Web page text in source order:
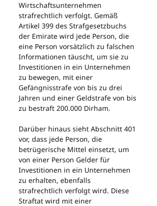
Wirtschaftsunternehmen
strafrechtlich verfolgt. Gemäß
Artikel 399 des Strafgesetzbuchs
der Emirate wird jede Person, die
eine Person vorsätzlich zu falschen
Informationen täuscht, um sie zu
Investitionen in ein Unternehmen
zu bewegen, mit einer
Gefängnisstrafe von bis zu drei
Jahren und einer Geldstrafe von bis
zu bestraft 200.000 Dirham.
Darüber hinaus sieht Abschnitt 401
vor, dass jede Person, die
betrügerische Mittel einsetzt, um
von einer Person Gelder für
Investitionen in ein Unternehmen
zu erhalten, ebenfalls
strafrechtlich verfolgt wird. Diese
Straftat wird mit einer